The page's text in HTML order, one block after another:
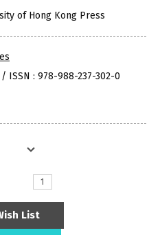
of Hong Kong Press
ISSN : 978-988-237-302-0
List